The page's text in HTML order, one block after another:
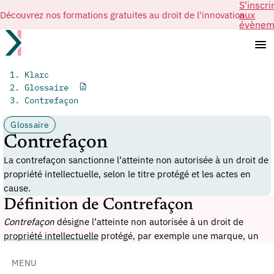
Découvrez nos formations gratuites au droit de l'innovationaux
MENU
Klarc
Glossaire
Contrefaçon
Glossaire
Contrefaçon
La contrefaçon sanctionne l’atteinte non autorisée à un droit de
propriété intellectuelle, selon le titre protégé et les actes en
cause.
Définition de Contrefaçon
Contrefaçon désigne l’atteinte non autorisée à un droit de
propriété intellectuelle protégé, par exemple une marque, un
qualification dépend du titre concerné, des actes reprochés, du